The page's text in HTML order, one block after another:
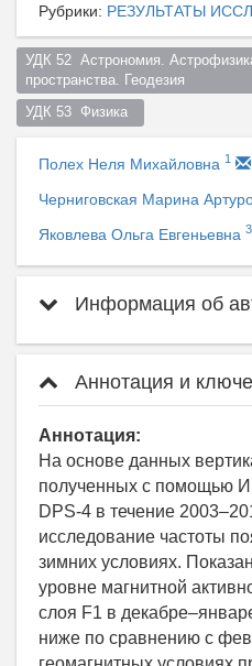
Рубрики: РЕЗУЛЬТАТЫ
УДК 52  Астрономия.
пространства. Геодезия
УДК 53  Физика
Полех Неля Михайловна 1
Черниговская Марина
Яковлева Ольга Евгеньевна 3
Информация об
Аннотация и
Аннотация:
На основе данных
полученных с помощью
DPS-4 в течение
исследование частоты
зимних условиях.
уровне магнитной
слоя F1 в
ниже по сравнению с